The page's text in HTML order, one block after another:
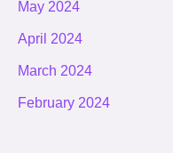
May 2024
April 2024
March 2024
February 2024